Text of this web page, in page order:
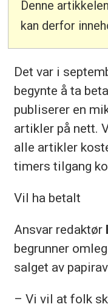
Denne
kan derfor
Det var i
begynte å ta
publiserer en
artikler på nett.
alle artikler
timers tilgang
Vil ha betalt
Ansvar redaktør
begrunner
salget av
– Vi vil at folk